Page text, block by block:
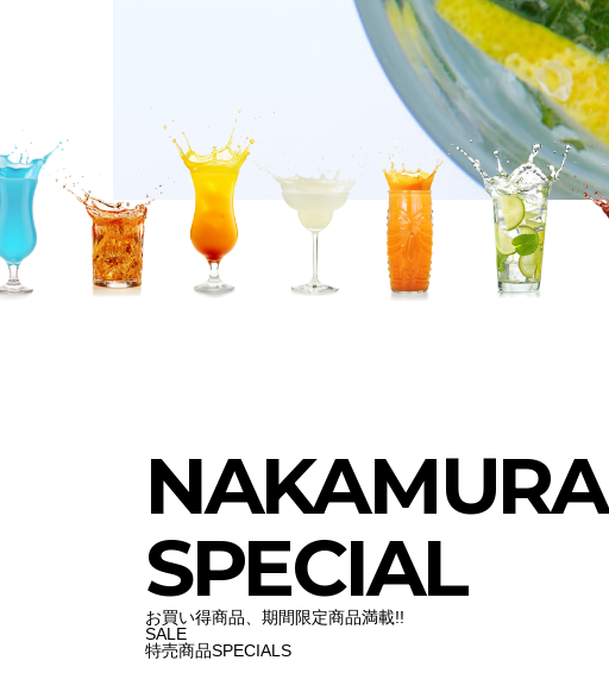
NAKAMURA
SPECIAL
お買い得商品、期間限定商品満載!!
SALE
特売商品SPECIALS